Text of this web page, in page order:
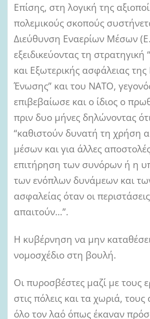
Επίσης, στη λογική της
πολεμικούς σκοπούς
Διεύθυνση Εναερίων Μέσων
εξειδικεύοντας τη στρατηγική
και Εξωτερικής ασφάλειας
Ένωσης” και του ΝΑΤΟ,
επιβεβαίωσε και ο ίδιος ο
πριν δυο μήνες δηλώνοντας
“καθιστούν δυνατή τη χρήση
μέσων και για άλλες
επιτήρηση των συνόρων ή η
των ενόπλων δυνάμεων και
ασφαλείας όταν οι
απαιτούν…”.
Η κυβέρνηση να μην
νομοσχέδιο στη βουλή.
Οι πυροσβέστες μαζί με τους
στις πόλεις και τα χωριά, τους
όλο τον λαό όπως έκαναν